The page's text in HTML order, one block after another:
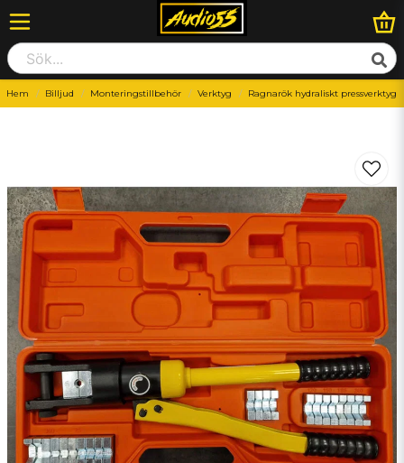
Hem Billjud Monteringstillbehör Verktyg Ragnarök hydraliskt pressverktyg